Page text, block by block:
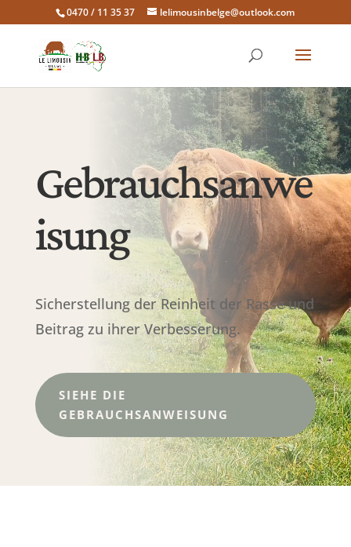
0470 / 11 35 37 lelimousinbelge@outlook.com
Gebrauchsanwe
isung
Sicherstellung der Reinheit der Rasse und
Beitrag zu ihrer Verbesserung.
SIEHE DIE
GEBRAUCHSANWEISUNG